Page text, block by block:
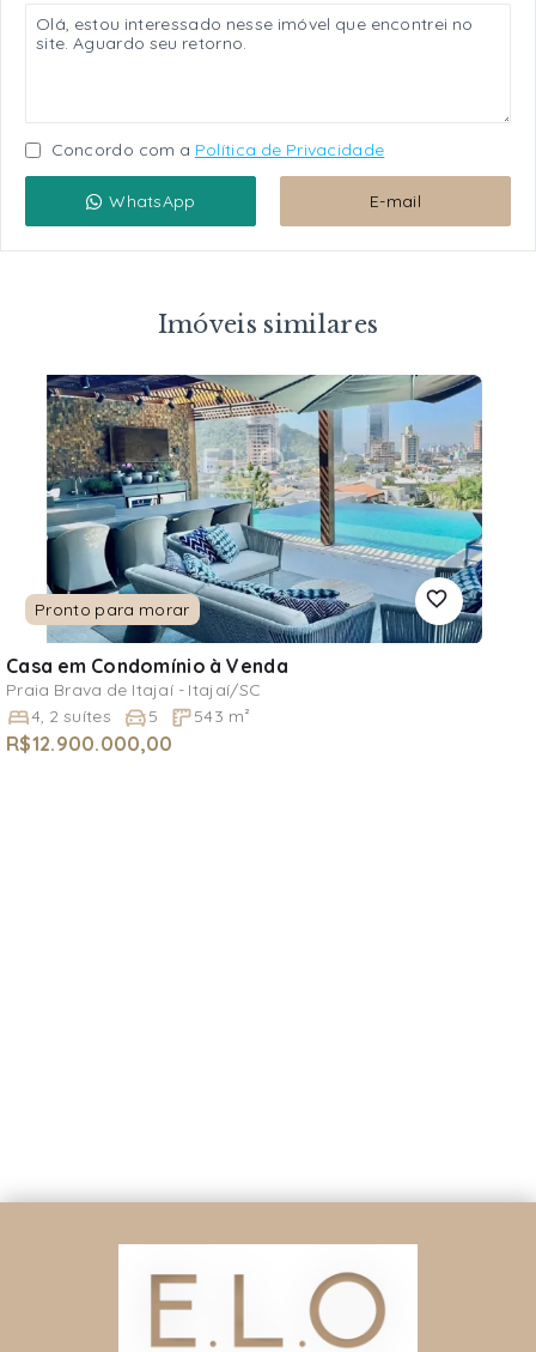
Concordo com a Política de Privacidade
WhatsApp E-mail
Imóveis similares
Pronto para morar
Casa em Condomínio à Venda
Praia Brava de Itajaí - Itajaí/SC
4, 2 suítes 5 543 m²
R$12.900.000,00